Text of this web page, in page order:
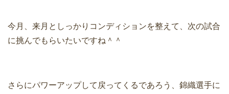
今月、来月としっかりコンディションを整えて、次の試合
に挑んでもらいたいですね＾＾
さらにパワーアップして戻ってくるであろう、錦織選手に